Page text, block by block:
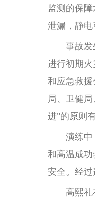
监测的保
泄漏，静
事故发生
进行初期
和应急救
局、卫健
进"的原则
演练中，
和高温成
安全。经
高熙礼在